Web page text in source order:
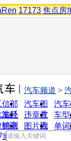
17173 焦点房
信部
油耗
汽车图
片
汽
车经
销商
违章查
询
车
狗浏
览器
图片欣
赏
单
汽车频道 >